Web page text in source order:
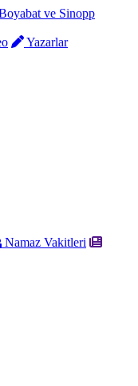
Yazarlar
Namaz Vakitleri